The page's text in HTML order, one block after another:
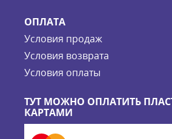
ОПЛАТА
Условия продаж
Условия возврата
Условия оплаты
ТУТ МОЖНО ОПЛАТИТЬ
КАРТАМИ